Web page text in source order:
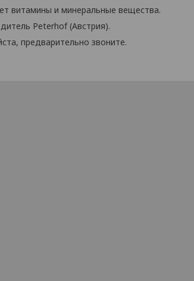
витамины и минеральные вещества.
Peterhof (Австрия).
предварительно звоните.